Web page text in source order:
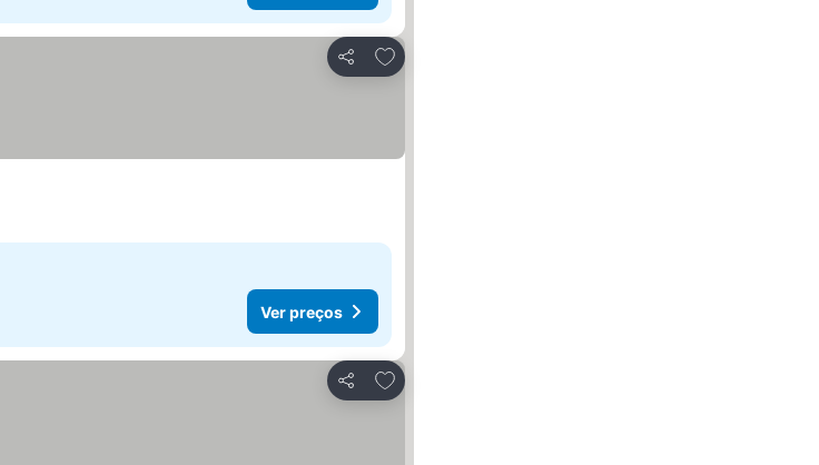
Partilhar
Adicionar aos favoritos
Ver preços
Partilhar
Adicionar aos favoritos